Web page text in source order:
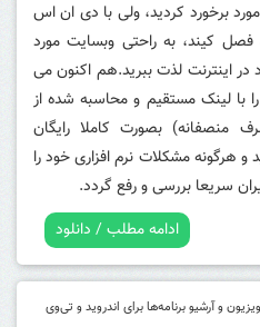
برخورد کردید، ولی با دی ان اس
و فصل کیند، به راحتی وبسایت مورد
در اینترنت لذت ببرید.هم اکنون می
را با لینک مستقیم و محاسبه شده از
بصورت کاملا رایگان
و هرگونه مشکلات نرم افزاری خود را
سریعا بررسی و رفع گردد.
ادامه مطلب / دانلود